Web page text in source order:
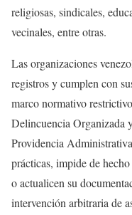
religiosas, sindicales,
vecinales, entre otras.
Las organizaciones
registros y cumplen con
marco normativo
Delincuencia Organizada
Providencia
prácticas, impide de hecho
o actualicen su
intervención arbitraria de